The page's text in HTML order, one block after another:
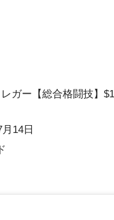
ガー【総合格闘技】
14日